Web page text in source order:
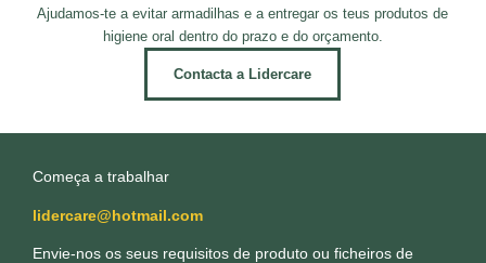
Ajudamos-te a evitar armadilhas e a entregar os teus produtos de
higiene oral dentro do prazo e do orçamento.
Contacta a Lidercare
Começa a trabalhar
lidercare@hotmail.com
Envie-nos os seus requisitos de produto ou ficheiros de